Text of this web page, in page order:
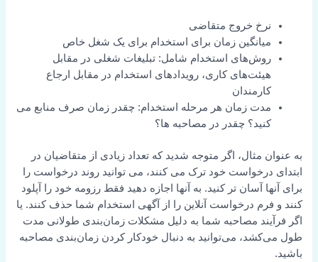
نرخ خروج متقاضی
میانگین زمان برای استخدام برای یک شغل خاص
روش‌های استخدام شامل: تبلیغات شغلی در مقابل
هیئت‌های کاری، رویدادهای استخدام در مقابل ارجاع
کارمندان
مدت زمان هر مرحله استخدام: چقدر زمان صرف منابع می
کنید؟ چقدر در مصاحبه ها؟
به عنوان مثال، اگر متوجه شدید که تعداد زیادی از متقاضیان در
ابتدای درخواست خود ترک می کنند، می توانید روند درخواست را
برای آنها آسان تر کنید. به آنها اجازه دهید فقط رزومه خود را آپلود
کنند و فرم درخواست آنلاین را از آگهی استخدام شما حذف کنند. یا
اگر فرآیند مصاحبه شما به دلیل مشکلات زمان‌بندی طولانی مدت
طول می‌کشد، می‌توانید به دنبال خودکار کردن زمان‌بندی مصاحبه
باشید.